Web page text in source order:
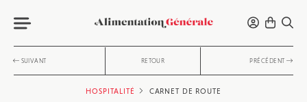
SUIVANT RETOUR PRÉCÉDENT
HOSPITALITÉ CARNET DE ROUTE